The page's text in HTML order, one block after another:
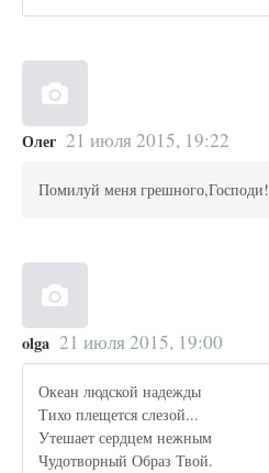
Олег 21 июля 2015, 19:22
Помилуй меня грешного,Господи!
olga 21 июля 2015, 19:00
Океан людской надежды
Тихо плещется слезой...
Утешает сердцем нежным
Чудотворный Образ Твой.